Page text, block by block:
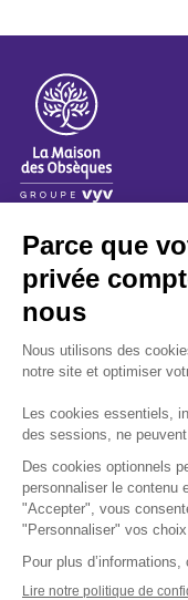
A propos
Nos métiers
Les
Nous contacter
Retrouvez-